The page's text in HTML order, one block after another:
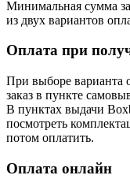
Минимальная сумма
из двух вариантов
Оплата при
При выборе варианта
заказ в пункте
В пунктах выдачи
посмотреть
потом оплатить.
Оплата онлайн